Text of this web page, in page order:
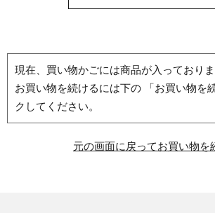
現在、買い物かごには商品が入っておりま
お買い物を続けるには下の 「お買い物を
クしてください。
元の画面に戻ってお買い物を